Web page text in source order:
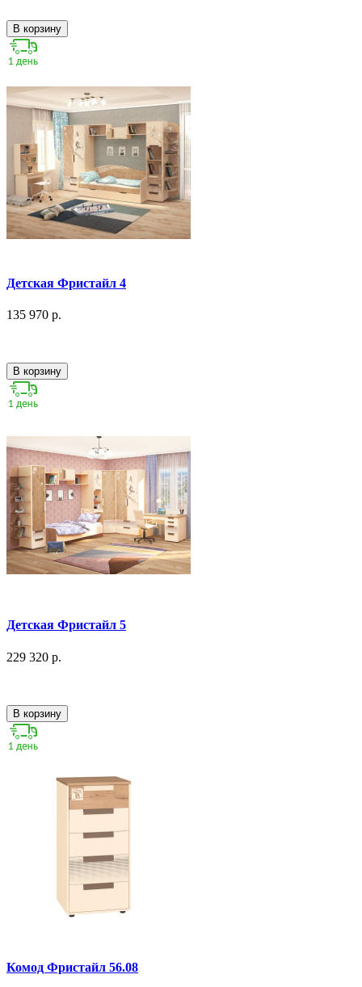
В корзину
Детская Фристайл 4
135 970 р.
В корзину
Детская Фристайл 5
229 320 р.
В корзину
Комод Фристайл 56.08